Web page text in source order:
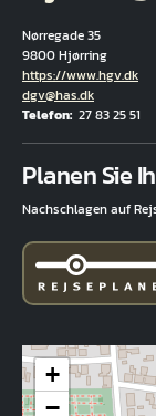
Nørregade 35
9800 Hjørring
Hjemmeside
https://www.hgv.dk
E-Mail
dgv@has.dk
Telefon 27 83 25 51
Planen Sie
Nachschlagen auf
+
−